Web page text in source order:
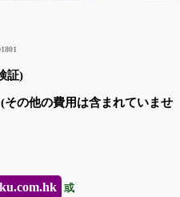
証)
の他の費用は含まれていませ
或